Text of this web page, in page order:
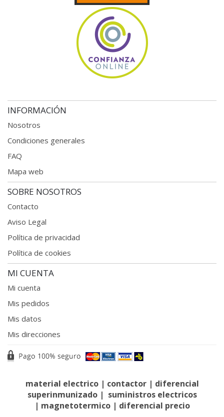
INFORMACIÓN
Nosotros
Condiciones generales
FAQ
Mapa web
SOBRE NOSOTROS
Contacto
Aviso Legal
Política de privacidad
Política de cookies
MI CUENTA
Mi cuenta
Mis pedidos
Mis datos
Mis direcciones
material electrico| contactor| diferencial
superinmunizado| suministros electricos
| magnetotermico | diferencial precio